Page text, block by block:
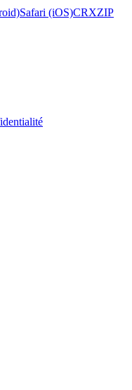
Safari (iOS)CRXZIP